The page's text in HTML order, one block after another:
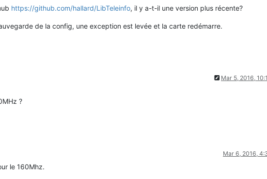
https://github.com/hallard/LibTeleinfo, il y a-t-il une version plus récente?
de la config, une exception est levée et la carte redémarre.
Mar 5, 2016,
?
Mar 6, 2016,
le 160Mhz.